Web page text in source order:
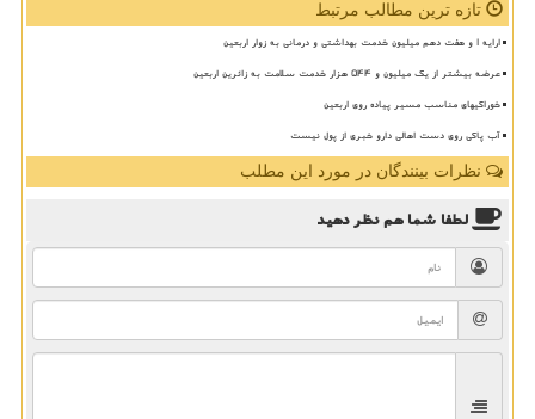
تازه ترین مطالب مرتبط
ارایه ۱ و هفت دهم میلیون خدمت بهداشتی و درمانی به زوار اربعین
عرضه بیشتر از یک میلیون و ۵۴۴ هزار خدمت سلامت به زائرین اربعین
خوراکیهای مناسب مسیر پیاده روی اربعین
آب پاکی روی دست اهالی دارو خبری از پول نیست
نظرات بینندگان در مورد این مطلب
لطفا شما همنظر دهید